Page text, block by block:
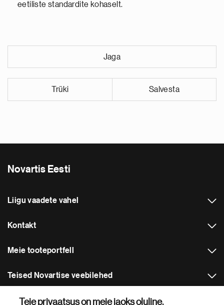
eetiliste standardite kohaselt.
Jaga
Trüki Salvesta
Novartis Eesti
Liigu vaadete vahel
Kontakt
Meie tooteportfell
Teised Novartise veebilehed
Teie privaatsus on meie jaoks oluline.